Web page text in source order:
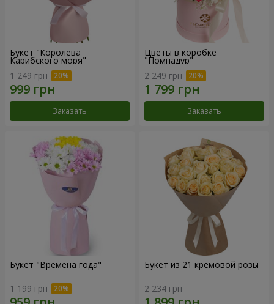
Букет "Королева
Карибского моря"
1 249 грн
Заказать
Цветы в коробке
"Помпадур"
2 249 грн
Заказать
Букет "Времена года"
1 199 грн
Букет из 21 кремовой розы
2 234 грн